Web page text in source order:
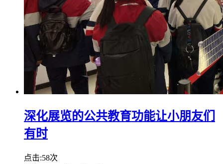
深化展览的公共教育功能让小朋友们
有时
点击:58次